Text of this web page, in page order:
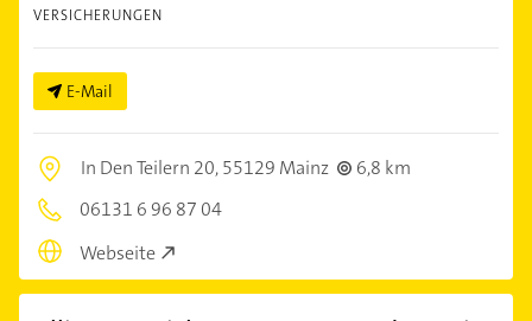
VERSICHERUNGEN
E-Mail
In Den Teilern 20,55129 Mainz
6,8 km
06131 6 96 87 04
Webseite